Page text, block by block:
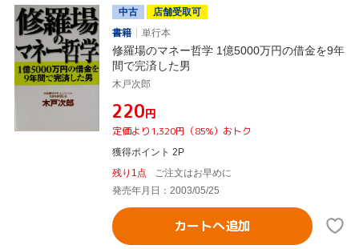
中古
店舗受取可
書籍
単行本
修羅場のマネー哲学 1億5000万円の借金を9年
間で完済した男
木戸次郎
¥220円
定価より1,320円（85%）おトク
獲得ポイント 2P
残り1点
ご注文はお早めに
発売年月日：2003/05/25
カートへ追加